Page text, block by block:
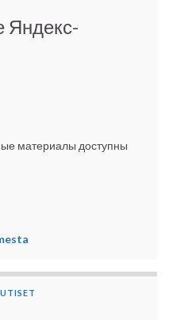
материалы доступны